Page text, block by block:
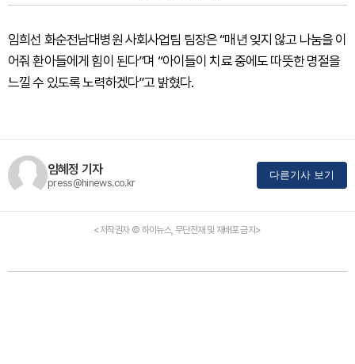
임희선 화순전남대병원 사회사업팀 팀장은 “매년 잊지 않고 나눔을 이
어줘 환아들에게 힘이 된다”며 “아이들이 치료 중에도 따뜻한 명절을
느낄 수 있도록 노력하겠다”고 밝혔다.
임혜정 기자
press@hinews.co.kr
다른기사 보기
<저작권자 © 하이뉴스, 무단전재 및 재배포 금지>